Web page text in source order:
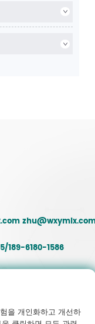
189-6180-1586
을 개인화하고 개선하